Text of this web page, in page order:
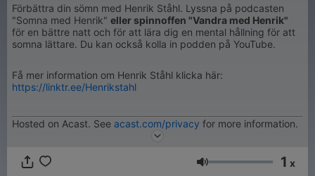
Förbättra din sömn med Henrik Ståhl. Lyssna på podcasten
"Somna med Henrik" eller spinnoffen "Vandra med Henrik"
för en bättre natt och för att lära dig en mental hållning för att
somna lättare. Du kan också kolla in podden på YouTube.
Få mer information om Henrik Ståhl klicka här:
https://linktr.ee/Henrikstahl
Hosted on Acast. See acast.com/privacy for more information.
Ένταση 1 x